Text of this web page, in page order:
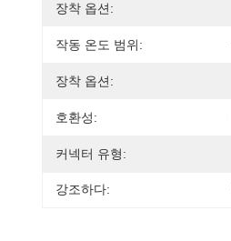
장착 옵션:
작동 온도 범위:
장착 옵션:
호환성:
커넥터 유형:
강조하다: